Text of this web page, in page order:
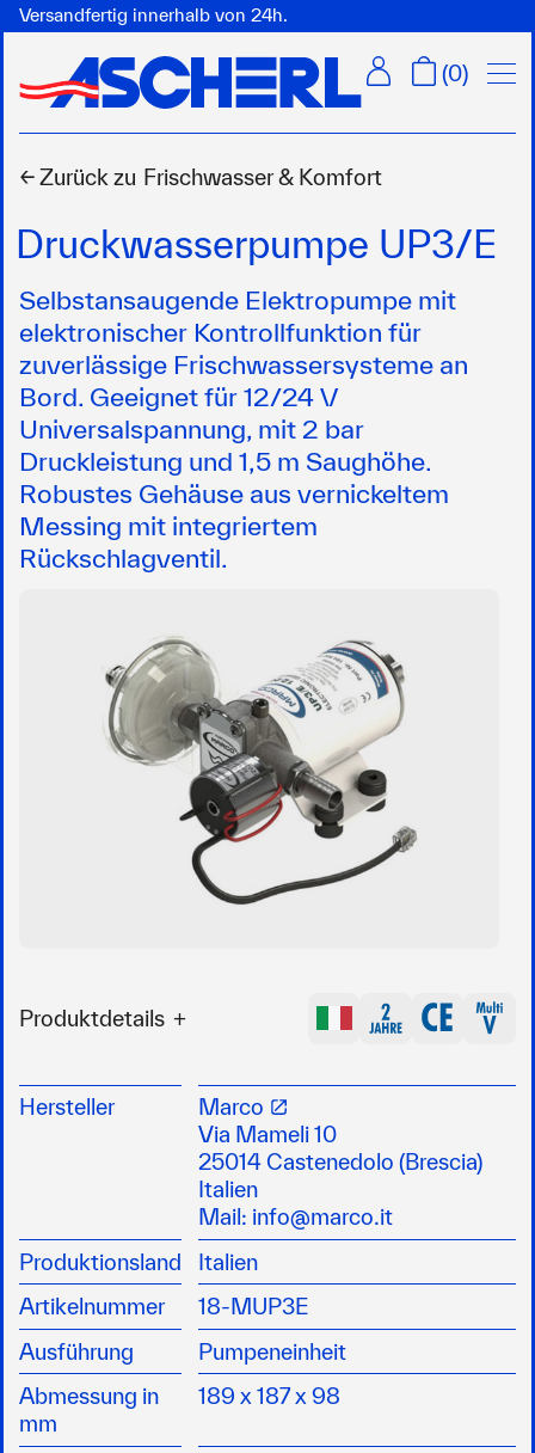
Versandfertig innerhalb von 24h.
(0)
← Zurück zu Frischwasser & Komfort
Druckwasserpumpe UP3/E
Selbstansaugende Elektropumpe mit
elektronischer Kontrollfunktion für
zuverlässige Frischwassersysteme an
Bord. Geeignet für 12/24 V
Universalspannung, mit 2 bar
Druckleistung und 1,5 m Saughöhe.
Robustes Gehäuse aus vernickeltem
Messing mit integriertem
Rückschlagventil.
Produktdetails
mit elektronischer Kontrollfunktion
Universalspannung 12/24 V
mit Rückschlagventil
Gehäuse und Verbindungen aus vernickeltem
kann als automatische Pumpe für
Süßwassersysteme auf Yachten, Motor- und
Segelbooten eingesetzt werden
Leistung: Saughöhe 1,5 m, 2 bar und
Absicherung 15 A
Anschluss 3/8“
Hersteller
Marco
Via Mameli 10
25014 Castenedolo (Brescia)
Italien
Mail: info@marco.it
Produktionsland
Italien
Artikelnummer
18-MUP3E
Ausführung
Pumpeneinheit
Abmessung in
mm
189 x 187 x 98